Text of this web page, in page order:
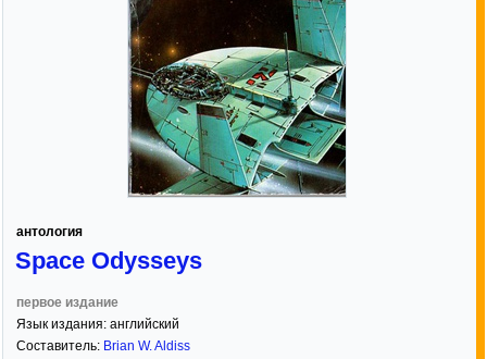
антология
Space Odysseys
первое издание
Язык издания: английский
Составитель: Brian W. Aldiss